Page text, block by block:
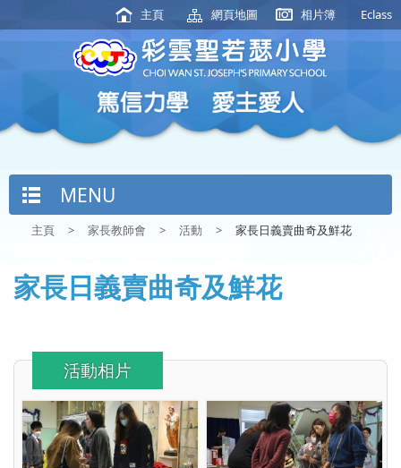
主頁 網頁地圖 相片簿 Eclass
MENU
主頁 > 家長教師會 > 活動 > 家長日義賣曲奇及鮮花
家長日義賣曲奇及鮮花
活動相片